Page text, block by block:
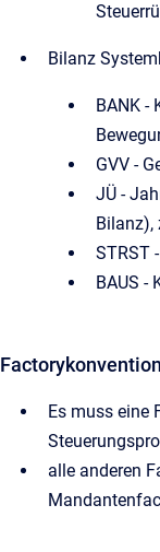
Bilanz
BANK -
GVV -
JÜ -
Bilanz),
STRST
BAUS -
Es muss eine
alle anderen